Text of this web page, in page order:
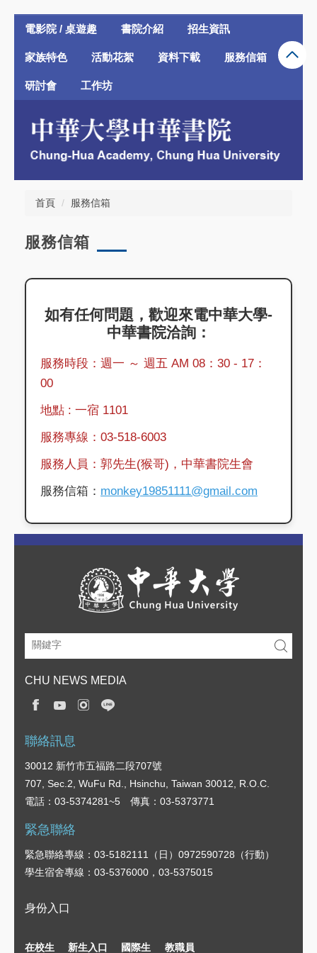
跳
主
內
容
電影院 / 桌遊趣 書院介紹 招生資訊
家族特色 活動花絮 資料下載 服務信箱
研討會 工作坊
首頁 服務信箱
服務信箱
如有任何問題，歡迎來電中華大學-
中華書院洽詢：
服務時段：週一 ～ 週五 AM 08：30 - 17：
00
地點 : 一宿 1101
服務專線：03-518-6003
服務人員：郭先生(猴哥)，中華書院生會
服務信箱： monkey19851111@gmail.com
CHU NEWS MEDIA
聯絡訊息
30012 新竹市五福路二段707號
707, Sec.2, WuFu Rd., Hsinchu, Taiwan 30012, R.O.C.
電話：03-5374281~5 傳真：03-5373771
緊急聯絡
緊急聯絡專線：03-5182111（日）0972590728（行動）
學生宿舍專線：03-5376000，03-5375015
身份入口
在校生 新生入口 國際生 教職員